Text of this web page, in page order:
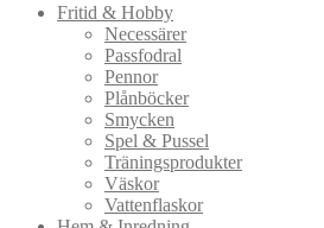
Fritid & Hobby
Necessärer
Passfodral
Pennor
Plånböcker
Smycken
Spel & Pussel
Träningsprodukter
Väskor
Vattenflaskor